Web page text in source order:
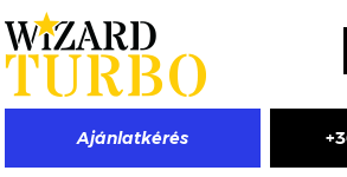
Ajánlatkérés
Dacia Logan MCV eladó